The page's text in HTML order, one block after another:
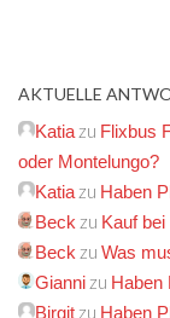
AKTUELLE
Katia zu Flixbus
oder Montelungo?
Katia zu Haben
Beck zu Kauf
Beck zu Was
Gianni zu Haben
Birgit zu Haben